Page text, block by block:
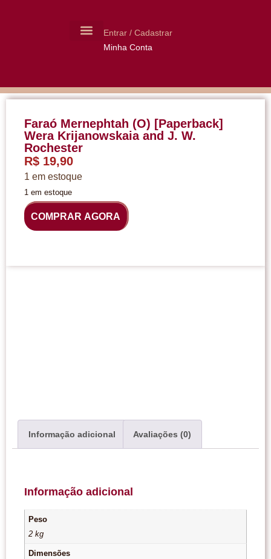
Entrar / Cadastrar
Minha Conta
Informação adicional Avaliações (0)
Informação adicional
Peso
2 kg
Dimensões
Faraó Mernephtah (O) [Paperback]
Wera Krijanowskaia and J. W.
Rochester
R$ 19,90
1 em estoque
1 em estoque
COMPRAR AGORA